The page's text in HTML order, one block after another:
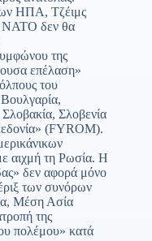
ΗΠΑ, Τζέιμς
ΝΑΤΟ δεν θα
της
επέλαση»
του
Σλοβενία
(FYROM).
αιχμή τη Ρωσία. Η
δεν αφορά μόνο
των συνόρων
Μέση Ασία
της
πολέμου» κατά